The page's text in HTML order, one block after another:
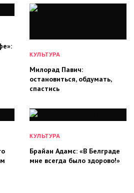
КУЛЬТУРА
Милорад Павич:
остановиться, обдумать,
спастись
КУЛЬТУРА
Брайан Адамс: «В Белграде
мне всегда было здорово!»